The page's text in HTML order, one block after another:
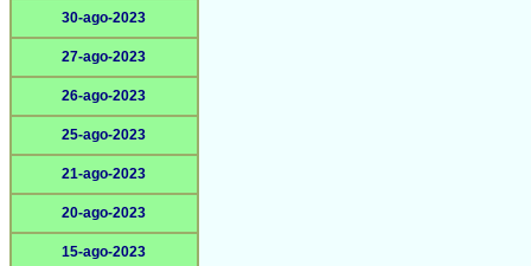
30-ago-2023
27-ago-2023
26-ago-2023
25-ago-2023
21-ago-2023
20-ago-2023
15-ago-2023